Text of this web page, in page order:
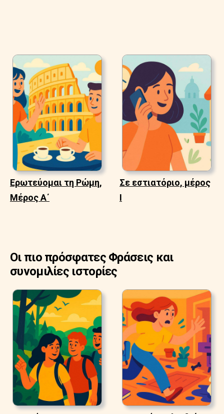
Ερωτεύομαι τη Ρώμη,
Μέρος Α΄
Σε εστιατόριο, μέρος
Ι
Οι πιο πρόσφατες Φράσεις και
συνομιλίες ιστορίες